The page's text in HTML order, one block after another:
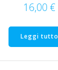
16,00 €
Leggi tutto